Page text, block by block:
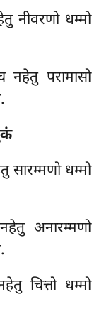
नीवरणो धम्मो
नहेतु परामासो
सारम्मणो धम्मो
अनारम्मणो
चित्तो धम्मो